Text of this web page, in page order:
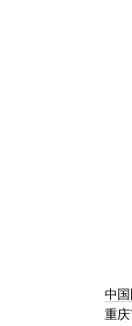
中
重